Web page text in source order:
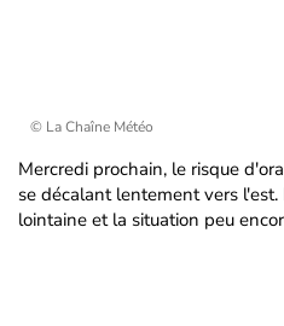
© La Chaîne Météo
Mercredi prochain, le risque
se décalant lentement vers
lointaine et la situation peu